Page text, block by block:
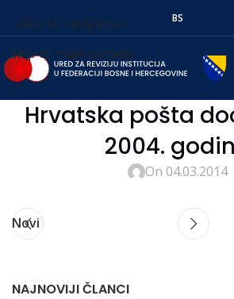
Skip to navigation
Skip to main content
BS
Hrvatska pošta
2004.
On 04.03.2014
Novi
NAJNOVIJI ČLANCI